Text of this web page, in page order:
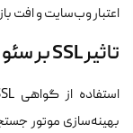
اعتبار وب‌سایت و افت
تاثیر SSL بر سئو